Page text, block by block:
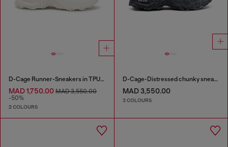
D-Cage Runner-Sneakers in TPU-trimmed ripstop
MAD 1,750.00 MAD 3,550.00
-50%
2 COLOURS
D-Cage-Distressed chunky sneakers in ripstop
MAD 3,550.00
3 COLOURS